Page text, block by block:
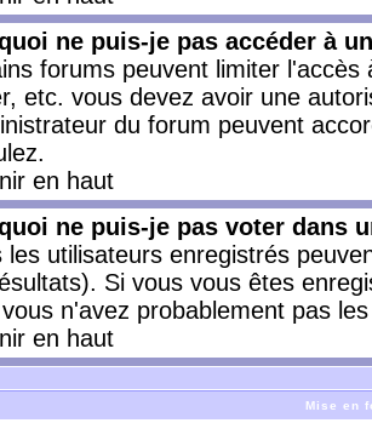
ne puis-je pas accéder à
forums peuvent limiter
etc. vous devez avoir une
du forum peuvent
en haut
ne puis-je pas voter dans
les utilisateurs enregistrés
Si vous vous êtes
n'avez probablement pas
en haut
Mise en